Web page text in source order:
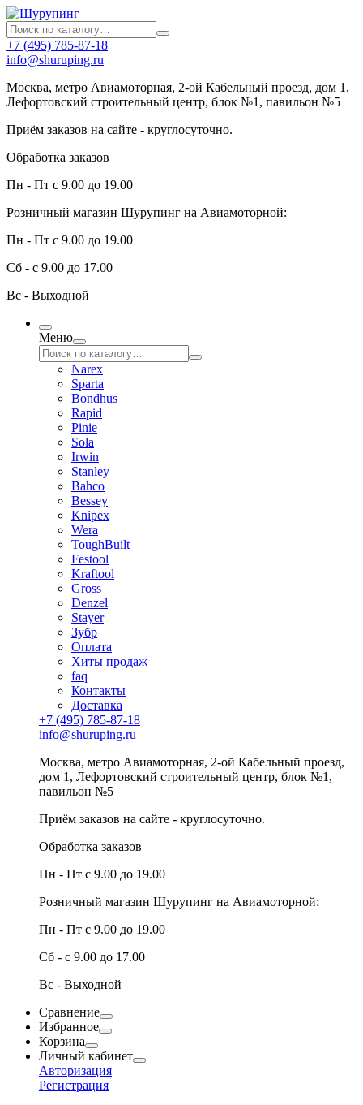
+7 (495) 785-87-18
info@shuruping.ru
Москва, метро Авиамоторная, 2-ой Кабельный проезд, дом 1,
Лефортовский строительный центр, блок №1, павильон №5
Приём заказов на сайте - круглосуточно.
Обработка заказов
Пн - Пт с 9.00 до 19.00
Розничный магазин Шурупинг на Авиамоторной:
Пн - Пт с 9.00 до 19.00
Сб - с 9.00 до 17.00
Вс - Выходной
Меню
Narex
Sparta
Bondhus
Rapid
Pinie
Sola
Irwin
Stanley
Bahco
Bessey
Knipex
Wera
ToughBuilt
Festool
Kraftool
Gross
Denzel
Stayer
Зубр
Оплата
Хиты продаж
faq
Контакты
Доставка
+7 (495) 785-87-18
info@shuruping.ru
Москва, метро Авиамоторная, 2-ой Кабельный проезд,
дом 1, Лефортовский строительный центр, блок №1,
павильон №5
Приём заказов на сайте - круглосуточно.
Обработка заказов
Пн - Пт с 9.00 до 19.00
Розничный магазин Шурупинг на Авиамоторной:
Пн - Пт с 9.00 до 19.00
Сб - с 9.00 до 17.00
Вс - Выходной
Сравнение
Избранное
Корзина
Личный кабинет
Авторизация
Регистрация